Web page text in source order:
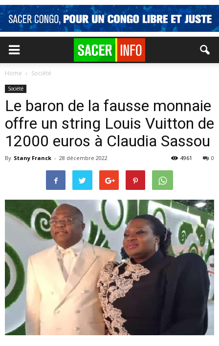
Home Société
Société
Le baron de la fausse monnaie
offre un string Louis Vuitton de
12000 euros à Claudia Sassou
By Stany Franck - 28 décembre 2022 0
4961